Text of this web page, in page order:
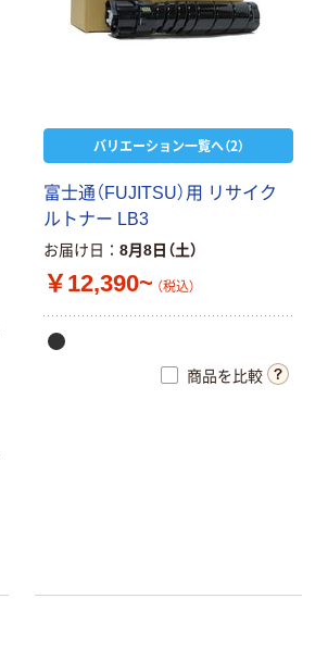
バリエーション一覧へ（2）
富士通（FUJITSU）用 リサイク
ルトナー LB3
お届け日 8月8日（土）
￥12,390~ （税込）
商品を比較